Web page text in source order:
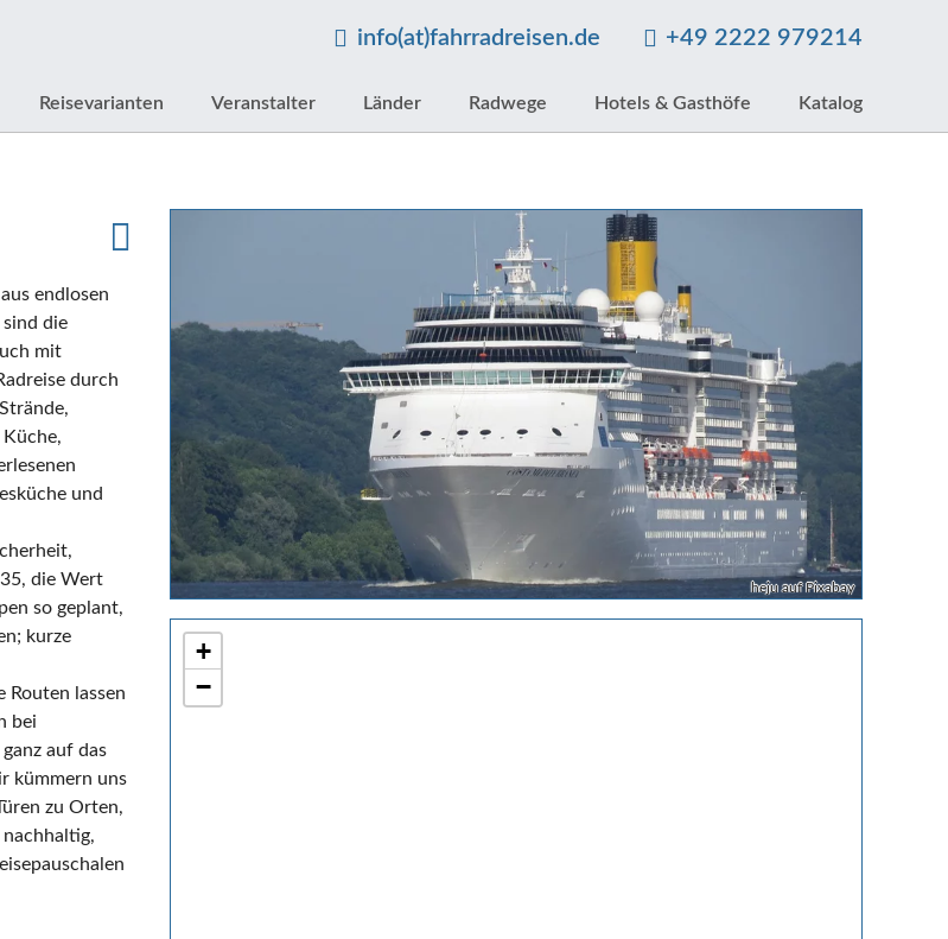
info(at)fahrradreisen.de +49 2222 979214
Reisevarianten Veranstalter Länder Radwege Hotels & Gasthöfe Katalog
heju auf Pixabay
+
−
endlosen
die
mit
durch
und
die Wert
so geplant,
kurze
Routen lassen
bei
auf das
kümmern uns
zu Orten,
nachhaltig,